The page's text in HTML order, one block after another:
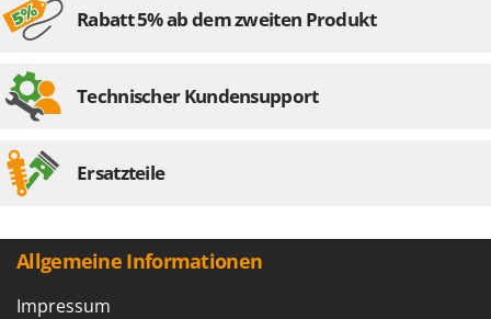
Rabatt 5% ab dem zweiten Produkt
Technischer Kundensupport
Ersatzteile
Allgemeine Informationen
Impressum